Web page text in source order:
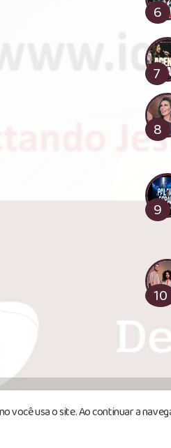
6
7
8
9
10
você usa o site. Ao continuar a